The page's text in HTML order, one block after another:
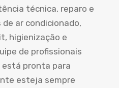
técnica, reparo e
ar condicionado,
higienização e
de profissionais
pronta para
esteja sempre